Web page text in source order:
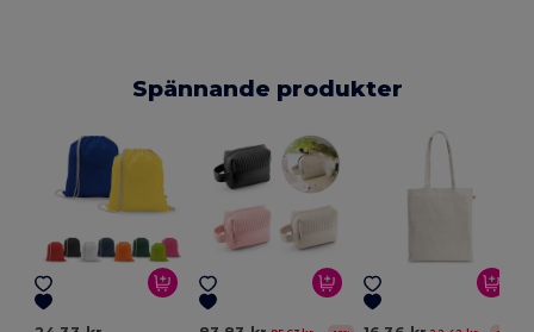
Spännande produkter